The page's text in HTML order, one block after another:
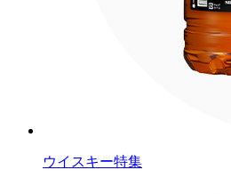
ウイスキー特集